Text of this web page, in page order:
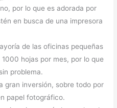
por lo que es adorada por
en busca de una impresora
de las oficinas pequeñas
hojas por mes, por lo que
problema.
gran inversión, sobre todo por
papel fotográfico.